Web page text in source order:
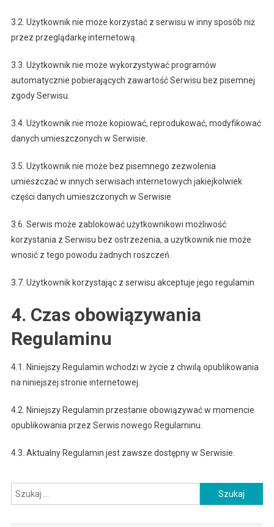
3.2. Użytkownik nie może korzystać z serwisu w inny sposób niż
przez przeglądarkę internetową.
3.3. Użytkownik nie może wykorzystywać programów
automatycznie pobierających zawartość Serwisu bez pisemnej
zgody Serwisu.
3.4. Użytkownik nie może kopiować, reprodukować, modyfikować
danych umieszczonych w Serwisie.
3.5. Użytkownik nie może bez pisemnego zezwolenia
umieszczać w innych serwisach internetowych jakiejkolwiek
części danych umieszczonych w Serwisie
3.6. Serwis może zablokować użytkownikowi możliwość
korzystania z Serwisu bez ostrzeżenia, a użytkownik nie może
wnosić z tego powodu żadnych roszczeń.
3.7. Użytkownik korzystając z serwisu akceptuje jego regulamin
4. Czas obowiązywania
Regulaminu
4.1. Niniejszy Regulamin wchodzi w życie z chwilą opublikowania
na niniejszej stronie internetowej.
4.2. Niniejszy Regulamin przestanie obowiązywać w momencie
opublikowania przez Serwis nowego Regulaminu.
4.3. Aktualny Regulamin jest zawsze dostępny w Serwisie.
Szukaj: